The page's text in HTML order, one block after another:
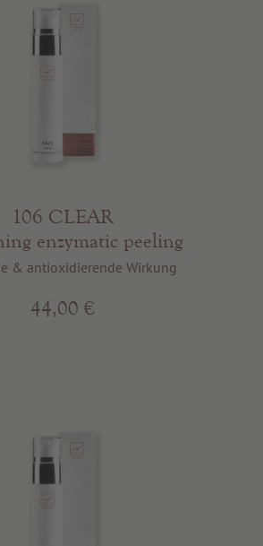
106 CLEAR
enzymatic peeling
& antioxidierende Wirkung
44,00 €